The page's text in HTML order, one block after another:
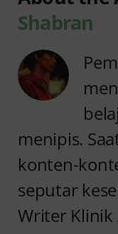
Shabran
menipis.
konten-
seputar
Writer Klinik